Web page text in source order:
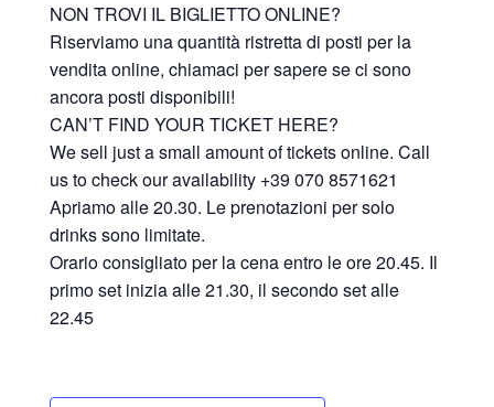
NON TROVI IL BIGLIETTO ONLINE?
Riserviamo una quantità ristretta di posti per la
vendita online, chiamaci per sapere se ci sono
ancora posti disponibili!
CAN’T FIND YOUR TICKET HERE?
We sell just a small amount of tickets online. Call
us to check our availability +39 070 8571621
Apriamo alle 20.30. Le prenotazioni per solo
drinks sono limitate.
Orario consigliato per la cena entro le ore 20.45. Il
primo set inizia alle 21.30, il secondo set alle
22.45